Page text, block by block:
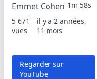
Emmet Cohen 1m 58s
5 671
vues
il y a 2 années,
11 mois
Regarder sur
YouTube